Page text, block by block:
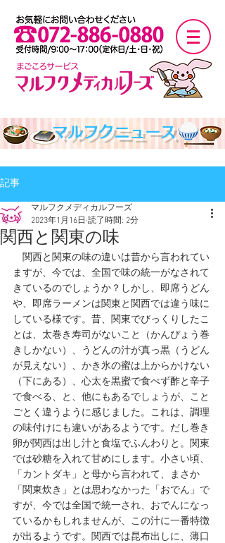
マルフクニュース
記事
関西と関東の味
マルフクメディカルフーズ
2023年1月16日 読了時間: 2分
関西と関東の味の違いは昔から言われてい
ますが、今では、全国で味の統一がなされて
きているのでしょうか？しかし、即席うどん
や、即席ラーメンは関東と関西では違う味に
している様です。昔、関東でびっくりしたこ
とは、太巻き寿司がないこと（かんぴょう巻
きしかない）、うどんの汁が真っ黒（うどん
が見えない）、かき氷の蜜は上からかけない
（下にある）、心太を黒蜜で食べず酢と辛子
で食べる、と、他にもあるでしょうが、こと
ごとく違うように感じました。これは、調理
の味付けにも違いがあるようです。だし巻き
卵が関西は出し汁と食塩でふんわりと。関東
では砂糖を入れて甘めにします。小さい頃、
「カントダキ」と母から言われて、まさか
「関東炊き」とは思わなかった「おでん」で
すが、今では全国で統一され、おでんになっ
ているかもしれませんが、この汁に一番特徴
が出るようです。関西では昆布出しに、薄口